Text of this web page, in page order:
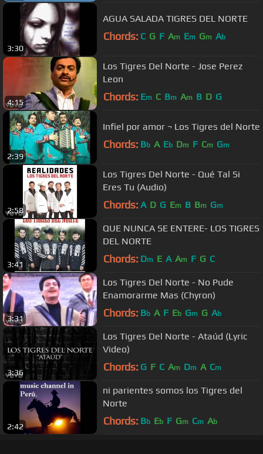
3:30
AGUA SALADA TIGRES DEL NORTE
Chords: C G F Am Em Gm Ab
4:15
Los Tigres Del Norte - Jose Perez
Leon
Chords: Em C Bm Am B D G
2:39
Infiel por amor ¬ Los Tigres del Norte
Chords: Bb A Eb Dm F Cm Gm
2:58
Los Tigres Del Norte - Qué Tal Si
Eres Tu (Audio)
Chords: A D G Em B Bm Gm
3:41
QUE NUNCA SE ENTERE- LOS TIGRES
DEL NORTE
Chords: Dm E A Am F G C
3:31
Los Tigres Del Norte - No Pude
Enamorarme Mas (Chyron)
Chords: Bb A F Eb Gm G Ab
3:36
Los Tigres Del Norte - Ataúd (Lyric
Video)
Chords: G F C Am Dm A Cm
2:42
ni parientes somos los Tigres del
Norte
Chords: Bb Eb F Gm Cm Ab